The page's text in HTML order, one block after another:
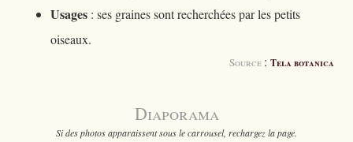
Usages : ses graines sont recherchées par les petits
oiseaux.
Source : Tela botanica
Diaporama
Si des photos apparaissent sous le carrousel, rechargez la page.